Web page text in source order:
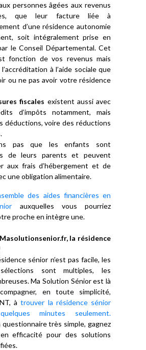
personnes âgées aux revenus
que leur facture liée à
d’une résidence autonomie
soit intégralement prise en
le Conseil Départemental. Cet
fonction de vos revenus mais
à l’aide sociale que
ou ne pas avoir votre résidence
fiscales existent aussi avec
d’impôts notamment, mais
déductions, voire des réductions
pas que les enfants sont
de leurs parents et peuvent
aux frais d’hébergement et de
une obligation alimentaire.
des aides financières en
auxquelles vous pourriez
proche en intègre une.
la résidence
sénior n’est pas facile, les
sont multiples, les
Ma Solution Sénior est là
en toute simplicité,
àtrouver la résidence sénior
minutes seulement.
questionnaire très simple, gagnez
efficacité pour des solutions